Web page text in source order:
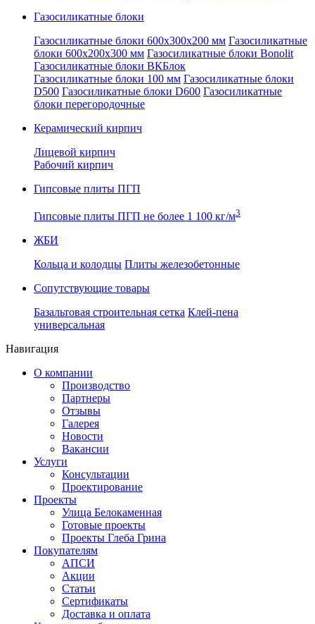
Газосиликатные блоки
Газосиликатные блоки 600x300x200 мм Газосиликатные
блоки 600x200x300 мм Газосиликатные блоки Bonolit
Газосиликатные блоки ВКБлок
Газосиликатные блоки 100 мм Газосиликатные блоки
D500 Газосиликатные блоки D600 Газосиликатные
блоки перегородочные
Керамический кирпич
Лицевой кирпич
Рабочий кирпич
Гипсовые плиты ПГП
Гипсовые плиты ПГП не более 1 100 кг/м3
ЖБИ
Кольца и колодцы Плиты железобетонные
Сопутствующие товары
Базальтовая строительная сетка Клей-пена
универсальная
Навигация
О компании
Производство
Партнеры
Отзывы
Галерея
Новости
Вакансии
Услуги
Консультации
Проектирование
Проекты
Улица Белокаменная
Готовые проекты
Проекты Глеба Грина
Покупателям
АПСИ
Акции
Статьи
Сертификаты
Доставка и оплата